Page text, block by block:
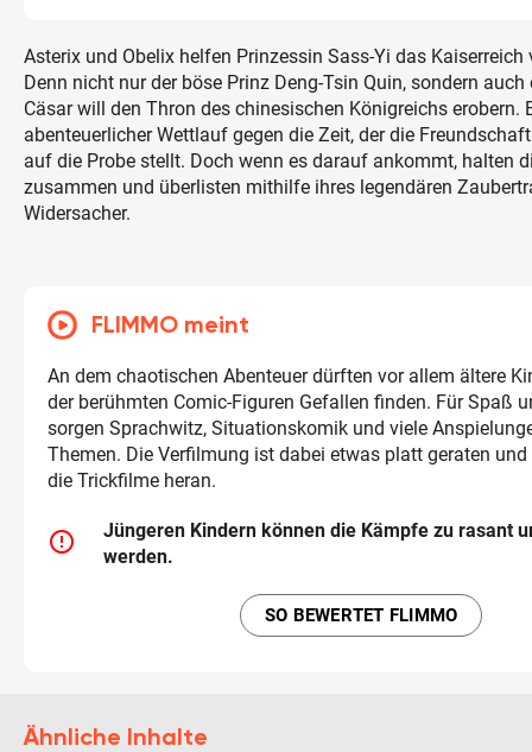
Asterix und Obelix helfen Prinzessin Sass-Yi das Kaiserreich
Denn nicht nur der böse Prinz Deng-Tsin Quin, sondern
Cäsar will den Thron des chinesischen Königreichs erobern.
abenteuerlicher Wettlauf gegen die Zeit, der die
auf die Probe stellt. Doch wenn es darauf ankommt, halten
zusammen und überlisten mithilfe ihres legendären
Widersacher.
FLIMMO meint
An dem chaotischen Abenteuer dürften vor allem ältere
der berühmten Comic-Figuren Gefallen finden. Für Spaß
sorgen Sprachwitz, Situationskomik und viele
Themen. Die Verfilmung ist dabei etwas platt geraten
die Trickfilme heran.
error_outline
Jüngeren Kindern können die Kämpfe zu rasant
werden.
SO BEWERTET FLIMMO
Ähnliche Inhalte